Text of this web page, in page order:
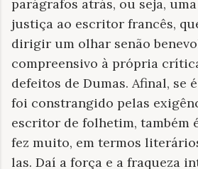
parágrafos atrás, ou seja,
justiça ao escritor francês,
dirigir um olhar senão
compreensivo à própria
defeitos de Dumas. Afinal, se
foi constrangido pelas
escritor de folhetim, também
fez muito, em termos
las. Daí a força e a fraqueza